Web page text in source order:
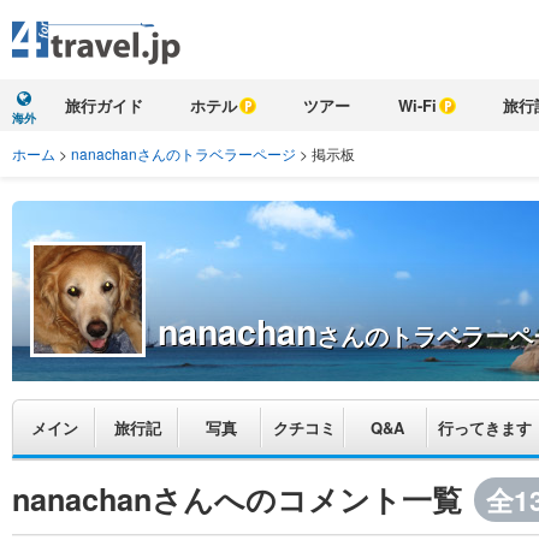
海外
旅行ガイド ホテル ツアー Wi-Fi 旅行
ホーム > nanachanさんのトラベラーページ > 掲示板
nanachanさんのトラベラー
メイン 旅行記 写真 クチコミ Q&A 行ってきます
nanachanさんへのコメント一覧 全